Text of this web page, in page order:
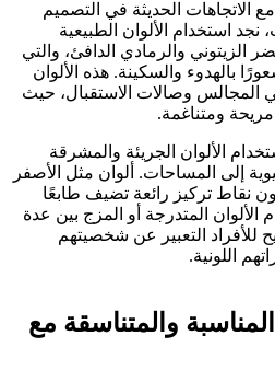
الحديثة في التصميم
استخدام الألوان الطبيعية
الزيتوني والرمادي الدافئ، والتي
بالهدوء والسكينة. هذه الألوان
وصالات الاستقبال، حيث
ومتناغمة.
الألوان الجريئة والمشرقة
إلى المساحات. ألوان مثل الأصفر
نقاط تركيز رائعة تضيف طابعًا
المتدرجة أو المزج بين عدة
للأفراد التعبير عن شخصيتهم
اللونية.
المناسبة والمتناسقة مع